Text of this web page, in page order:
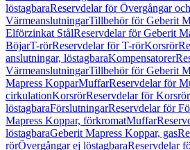
löstagbaraReservdelar för Övergångar
VärmeanslutningarTillbehör för Geberit
Elförzinkat StålReservdelar för Geberit
BöjarT-rörReservdelar för T-rörKorsrör
anslutningar, löstagbaraKompensatorer
VärmeanslutningarTillbehör för Geberit
Mapress KopparMuffarReservdelar för
cirkulationKorsrörReservdelar för Korsrör
löstagbaraFörslutningarReservdelar för
Mapress Koppar, förkromatMuffar
löstagbaraGeberit Mapress Koppar, gas
rörÖvergångar ej löstagbaraReservdelar